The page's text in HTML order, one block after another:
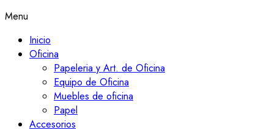
Menu
Inicio
Oficina
Papeleria y Art. de Oficina
Equipo de Oficina
Muebles de oficina
Papel
Accesorios